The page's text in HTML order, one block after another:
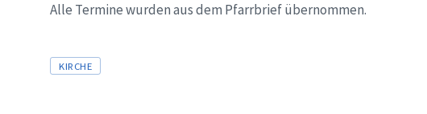
Alle Termine wurden aus dem Pfarrbrief übernommen.
Tags
KIRCHE